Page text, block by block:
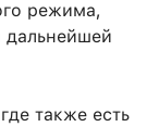
режима,
дальнейшей
также есть